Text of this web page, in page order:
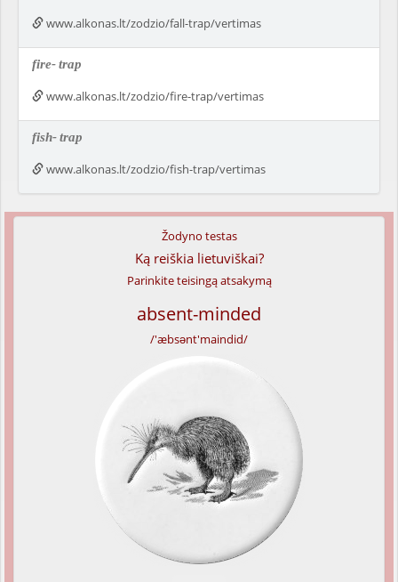
www.alkonas.lt/zodzio/fall-trap/vertimas
fire-trap
www.alkonas.lt/zodzio/fire-trap/vertimas
fish-trap
www.alkonas.lt/zodzio/fish-trap/vertimas
Žodyno testas
Ką reiškia lietuviškai?
Parinkite teisingą atsakymą
absent-minded
/'æbsənt'maindid/